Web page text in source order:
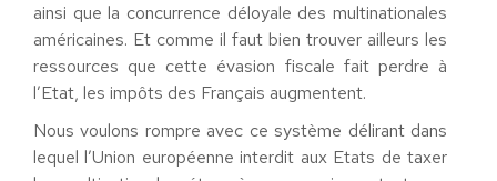
ainsi que la concurrence déloyale des multinationales
américaines. Et comme il faut bien trouver ailleurs les
ressources que cette évasion fiscale fait perdre à
l’Etat, les impôts des Français augmentent.
Nous voulons rompre avec ce système délirant dans
lequel l’Union européenne interdit aux Etats de taxer